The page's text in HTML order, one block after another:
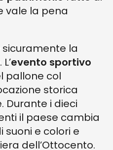
vale la pena
sicuramente la
evento sportivo
pallone col
storica
Durante i dieci
il paese cambia
suoni e colori e
dell’Ottocento.